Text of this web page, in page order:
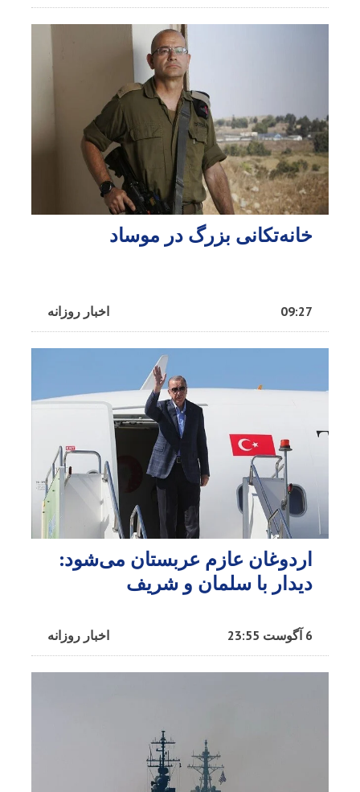
خانه‌تکانی بزرگ در موساد
اخبار روزانه 09:27
اردوغان عازم عربستان می‌شود:
دیدار با سلمان و شریف
اخبار روزانه 6 آگوست 23:55